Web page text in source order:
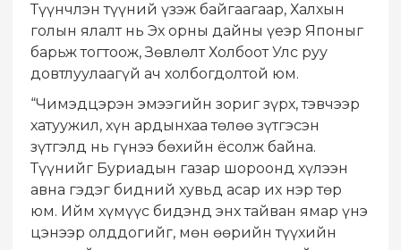
Түүнчлэн түүний үзэж байгаагаар, Халхын
голын ялалт нь Эх орны дайны үеэр Японыг
барьж тогтоож, Зөвлөлт Холбоот Улс руу
довтлуулаагүй ач холбогдолтой юм.
“Чимэдцэрэн эмээгийн зориг зүрх, тэвчээр
хатуужил, хүн ардынхаа төлөө зүтгэсэн
зүтгэлд нь гүнээ бөхийн ёсолж байна.
Түүнийг Буриадын газар шороонд хүлээн
авна гэдэг бидний хувьд асар их нэр төр
юм. Ийм хүмүүс бидэнд энх тайван ямар үнэ
цэнээр олддогийг, мөн өөрийн түүхийн